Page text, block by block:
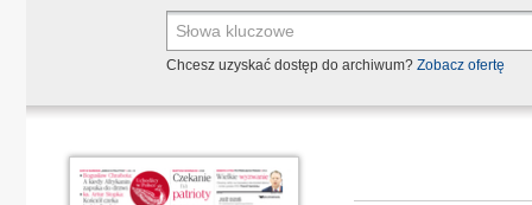
Chcesz uzyskać dostęp do archiwum? Zobacz ofertę